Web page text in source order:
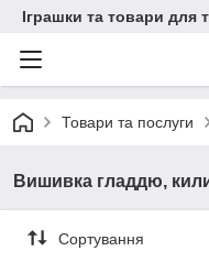
Іграшки та товари для
Товари та послуги
Вишивка гладдю,
Сортування